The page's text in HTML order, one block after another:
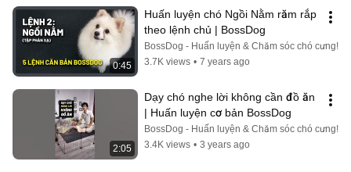
0:45
Huấn luyện chó Ngồi Nằm răm rắp
theo lệnh chủ | BossDog
BossDog - Huấn luyện & Chăm sóc chó cưng!
3.7K views • 7 years ago
2:05
Dạy chó nghe lời không cần đồ ăn
| Huấn luyện cơ bản BossDog
BossDog - Huấn luyện & Chăm sóc chó cưng!
3.4K views • 3 years ago